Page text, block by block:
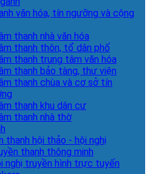
văn hóa, tín ngưỡng và cộng
thanh nhà văn hóa
thanh thôn, tổ dân phố
thanh trung tâm văn hóa
thanh bảo tàng, thư viện
thanh chùa và cơ sở tín
thanh khu dân cư
thanh nhà thờ
thanh hội thảo - hội nghị
thanh thông minh
nghị truyền hình trực tuyến